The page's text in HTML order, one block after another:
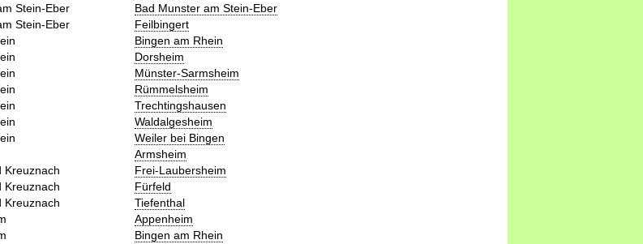
Stein-Eber
Bad Munster am Stein-Eber
Stein-Eber
Feilbingert
Bingen am Rhein
Dorsheim
Münster-Sarmsheim
Rümmelsheim
Trechtingshausen
Waldalgesheim
Weiler bei Bingen
Armsheim
Kreuznach
Frei-Laubersheim
Kreuznach
Fürfeld
Kreuznach
Tiefenthal
Appenheim
Bingen am Rhein